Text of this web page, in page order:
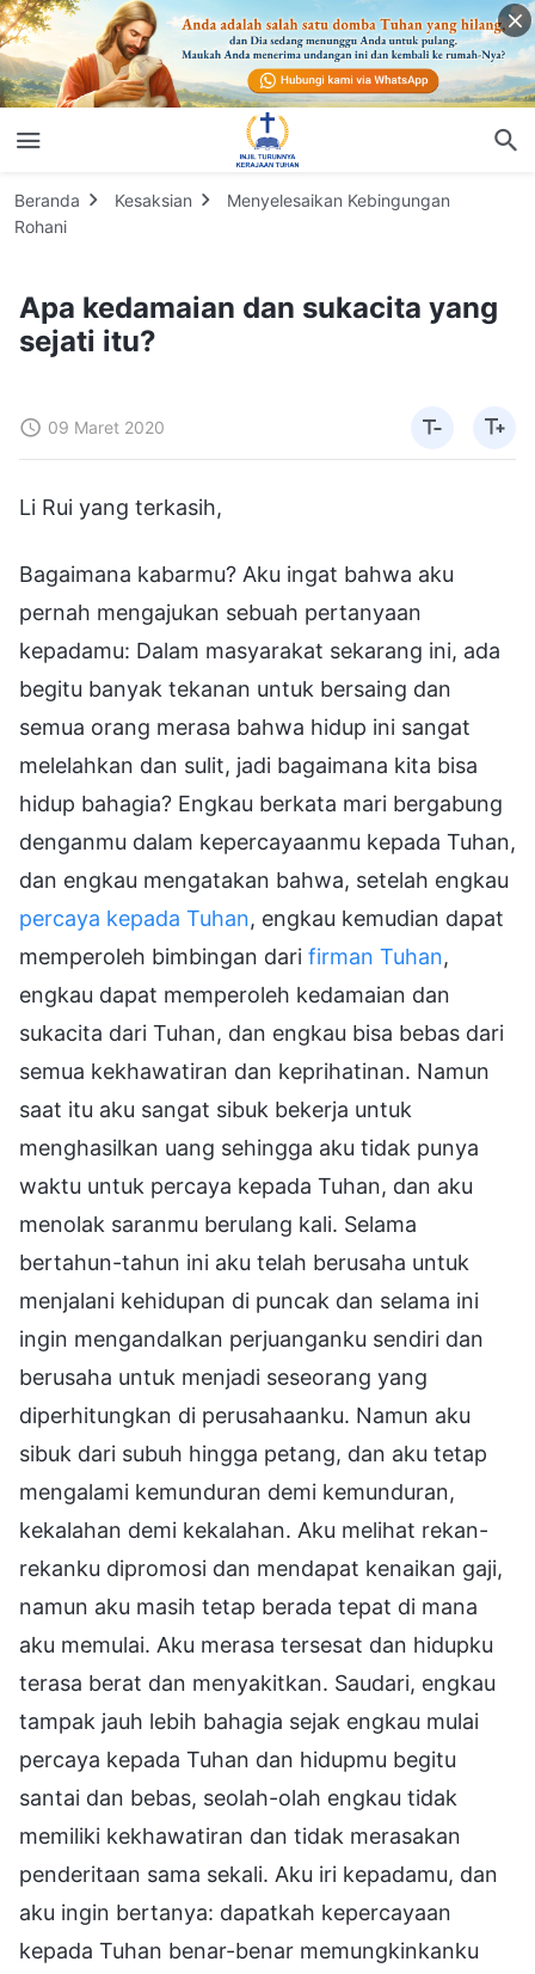
Beranda Kesaksian
Menyelesaikan Kebingungan
Rohani
Apa kedamaian dan sukacita yang
sejati itu?
09 Maret 2020
Li Rui yang terkasih,
Bagaimana kabarmu? Aku ingat bahwa aku
pernah mengajukan sebuah pertanyaan
kepadamu: Dalam masyarakat sekarang ini, ada
begitu banyak tekanan untuk bersaing dan
semua orang merasa bahwa hidup ini sangat
melelahkan dan sulit, jadi bagaimana kita bisa
hidup bahagia? Engkau berkata mari bergabung
denganmu dalam kepercayaanmu kepada Tuhan,
dan engkau mengatakan bahwa, setelah engkau
percaya kepada Tuhan, engkau kemudian dapat
memperoleh bimbingan dari firman Tuhan,
engkau dapat memperoleh kedamaian dan
sukacita dari Tuhan, dan engkau bisa bebas dari
semua kekhawatiran dan keprihatinan. Namun
saat itu aku sangat sibuk bekerja untuk
menghasilkan uang sehingga aku tidak punya
waktu untuk percaya kepada Tuhan, dan aku
menolak saranmu berulang kali. Selama
bertahun-tahun ini aku telah berusaha untuk
menjalani kehidupan di puncak dan selama ini
ingin mengandalkan perjuanganku sendiri dan
berusaha untuk menjadi seseorang yang
diperhitungkan di perusahaanku. Namun aku
sibuk dari subuh hingga petang, dan aku tetap
mengalami kemunduran demi kemunduran,
kekalahan demi kekalahan. Aku melihat rekan-
rekanku dipromosi dan mendapat kenaikan gaji,
namun aku masih tetap berada tepat di mana
aku memulai. Aku merasa tersesat dan hidupku
terasa berat dan menyakitkan. Saudari, engkau
tampak jauh lebih bahagia sejak engkau mulai
percaya kepada Tuhan dan hidupmu begitu
santai dan bebas, seolah-olah engkau tidak
memiliki kekhawatiran dan tidak merasakan
penderitaan sama sekali. Aku iri kepadamu, dan
aku ingin bertanya: dapatkah kepercayaan
kepada Tuhan benar-benar memungkinkanku